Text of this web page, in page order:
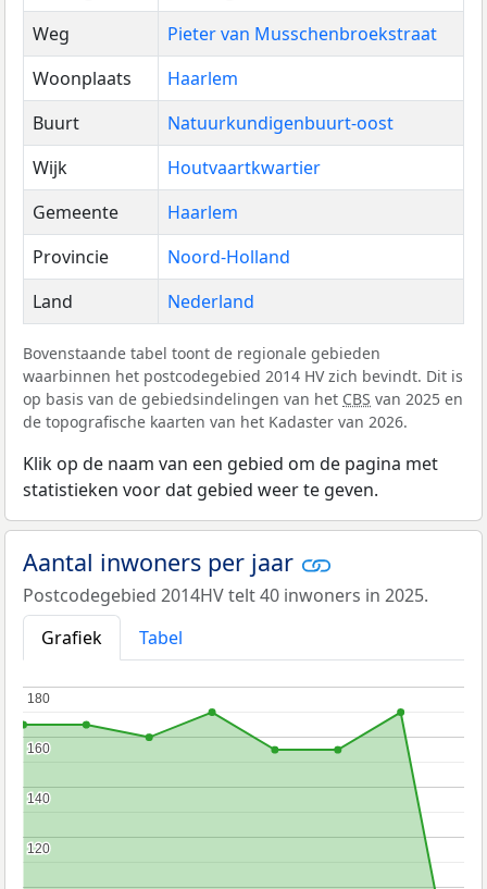
Weg
Pieter van Musschenbroekstraat
Woonplaats
Haarlem
Buurt
Natuurkundigenbuurt-oost
Wijk
Houtvaartkwartier
Gemeente
Haarlem
Provincie
Noord-Holland
Land
Nederland
Bovenstaande tabel toont de regionale gebieden
waarbinnen het postcodegebied 2014 HV zich bevindt. Dit is
op basis van de gebiedsindelingen van het CBS van 2025 en
de topografische kaarten van het Kadaster van 2026.
Klik op de naam van een gebied om de pagina met
statistieken voor dat gebied weer te geven.
Aantal inwoners per jaar
Postcodegebied 2014HV telt 40 inwoners in 2025.
Grafiek
Tabel
120
120
140
140
160
160
180
180